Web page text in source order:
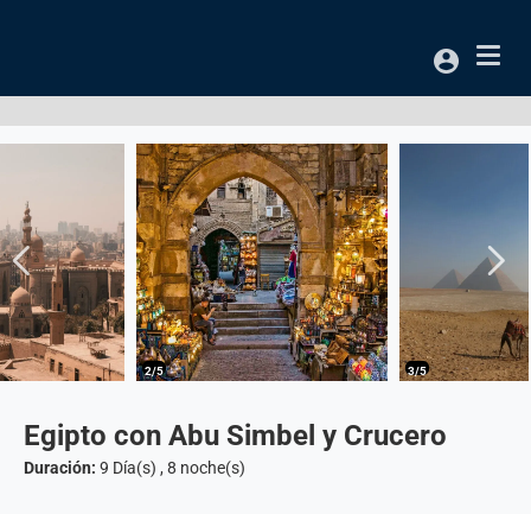
Acceso
2/5 3/5
Egipto con Abu Simbel y Crucero
Duración: 9 Día(s) , 8 noche(s)